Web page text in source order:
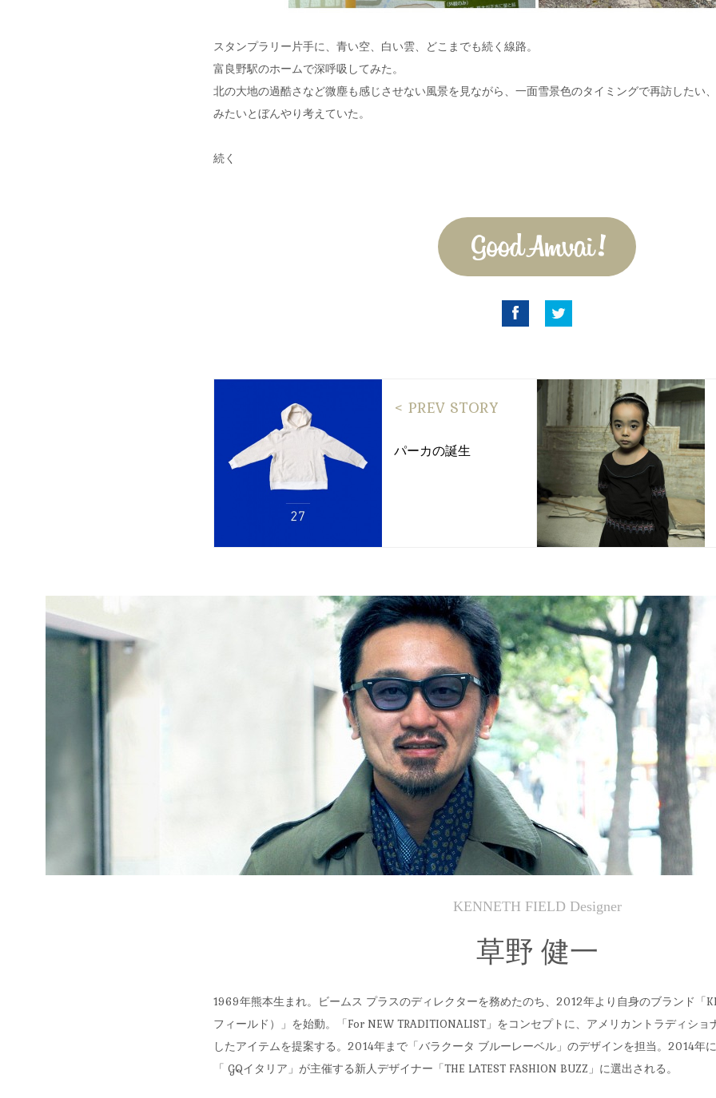
スタンプラリー片手に、青い空、白い雲、どこまでも続く線路。
富良野駅のホームで深呼吸してみた。
北の大地の過酷さなど微塵も感じさせない風景を見ながら、一面雪景色のタイミングで再訪したい
みたいとぼんやり考えていた。
続く
< PREV STORY
パーカの誕生
KENNETH FIELD Designer
草野 健一
1969年熊本生まれ。ビームス プラスのディレクターを務めたのち、2012年より自身のブランド「
フィールド）」を始動。「For NEW TRADITIONALIST」をコンセプトに、アメリカントラディショ
したアイテムを提案する。2014年まで「バラクータ ブルーレーベル」のデザインを担当。2014年
「 GQイタリア」が主催する新人デザイナー「THE LATEST FASHION BUZZ」に選出される。